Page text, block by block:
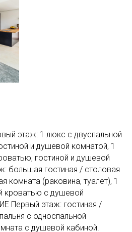
этаж: 1 люкс с двуспальной
и душевой комнатой, 1
гостиной и душевой
большая гостиная / столовая
комната (раковина, туалет), 1
кроватью с душевой
Первый этаж: гостиная /
с односпальной
с душевой кабиной.